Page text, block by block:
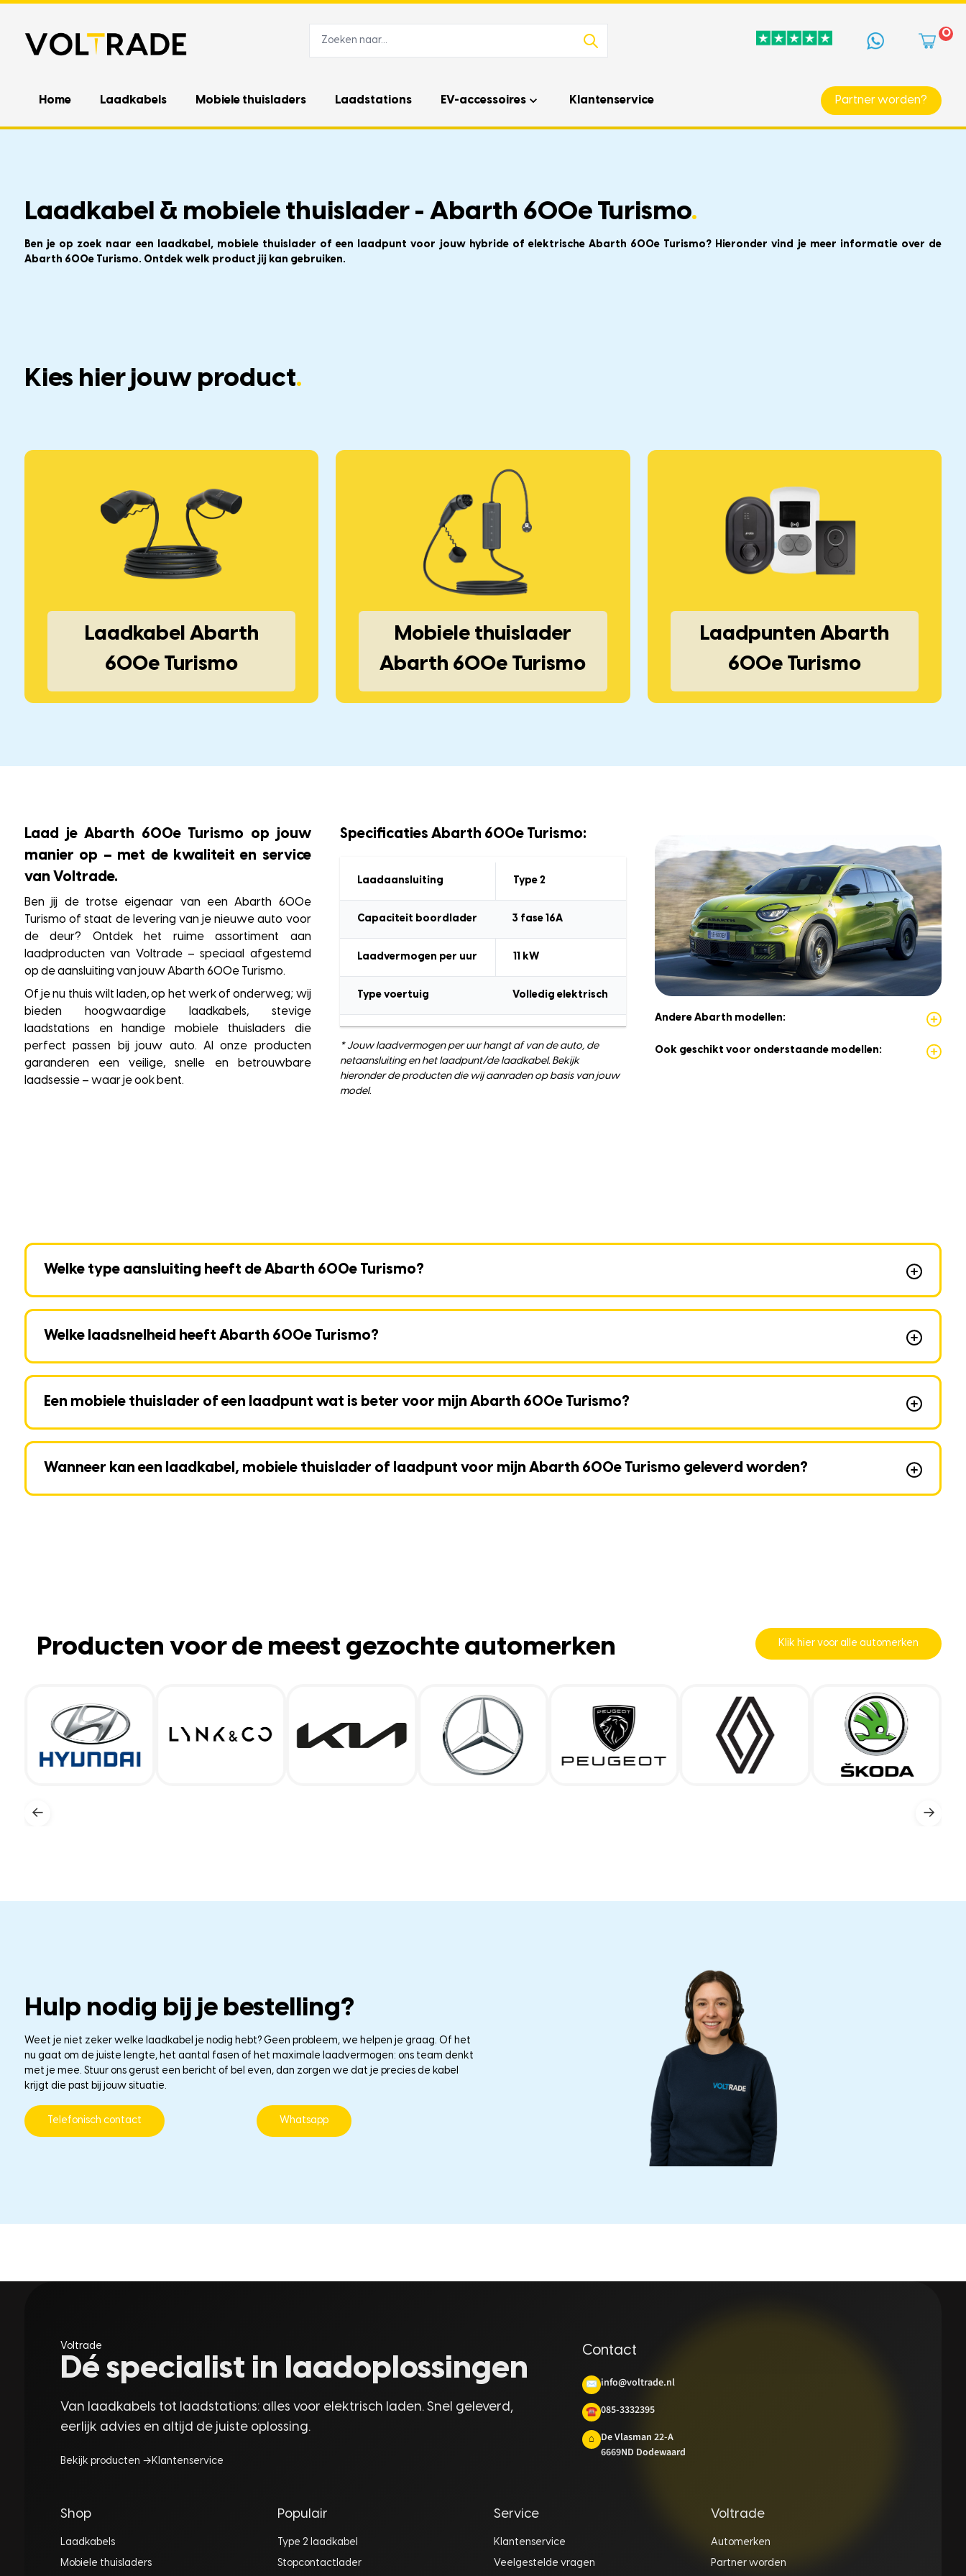
0
Home Laadkabels Mobiele thuisladers Laadstations EV-accessoires Klantenservice Partner worden?
Laadkabel & mobiele thuislader - Abarth 600e Turismo.
Ben je op zoek naar een laadkabel, mobiele thuislader of een laadpunt voor jouw hybride of elektrische Abarth 600e Turismo? Hieronder vind je meer informatie over de
Abarth 600e Turismo. Ontdek welk product jij kan gebruiken.
Kies hier jouw product.
Laadkabel Abarth
600e Turismo
Mobiele thuislader
Abarth 600e Turismo
Laadpunten Abarth
600e Turismo
Laad je Abarth 600e Turismo op jouw
manier op – met de kwaliteit en service
van Voltrade.
Ben jij de trotse eigenaar van een Abarth 600e
Turismo of staat de levering van je nieuwe auto voor
de deur? Ontdek het ruime assortiment aan
laadproducten van Voltrade – speciaal afgestemd
op de aansluiting van jouw Abarth 600e Turismo.
Of je nu thuis wilt laden, op het werk of onderweg; wij
bieden hoogwaardige laadkabels, stevige
laadstations en handige mobiele thuisladers die
perfect passen bij jouw auto. Al onze producten
garanderen een veilige, snelle en betrouwbare
laadsessie – waar je ook bent.
Specificaties Abarth 600e Turismo:
Laadaansluiting Type 2
Capaciteit boordlader 3 fase 16A
Laadvermogen per uur 11 kW
Type voertuig Volledig elektrisch
* Jouw laadvermogen per uur hangt af van de auto, de
netaansluiting en het laadpunt/de laadkabel. Bekijk
hieronder de producten die wij aanraden op basis van jouw
model.
Andere Abarth modellen:
Ook geschikt voor onderstaande modellen:
Welke type aansluiting heeft de Abarth 600e Turismo?
Welke laadsnelheid heeft Abarth 600e Turismo?
Een mobiele thuislader of een laadpunt wat is beter voor mijn Abarth 600e Turismo?
Wanneer kan een laadkabel, mobiele thuislader of laadpunt voor mijn Abarth 600e Turismo geleverd worden?
Producten voor de meest gezochte automerken Klik hier voor alle automerken
← →
Hulp nodig bij je bestelling?
Weet je niet zeker welke laadkabel je nodig hebt? Geen probleem, we helpen je graag. Of het
nu gaat om de juiste lengte, het aantal fasen of het maximale laadvermogen: ons team denkt
met je mee. Stuur ons gerust een bericht of bel even, dan zorgen we dat je precies de kabel
krijgt die past bij jouw situatie.
Telefonisch contact Whatsapp
Voltrade
Dé specialist in laadoplossingen
Van laadkabels tot laadstations: alles voor elektrisch laden. Snel geleverd,
eerlijk advies en altijd de juiste oplossing.
Bekijk producten → Klantenservice
Contact
✉ info@voltrade.nl
☎ 085-3332395
⌂
De Vlasman 22-A
6669ND Dodewaard
Shop
Laadkabels
Mobiele thuisladers
Populair
Type 2 laadkabel
Stopcontactlader
Service
Klantenservice
Veelgestelde vragen
Voltrade
Automerken
Partner worden